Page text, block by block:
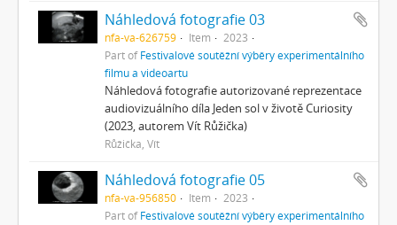
Náhledová fotografie 03
nfa-va-626759 Item
2023
Part ofFestivalové soutěžní výběry experimentálního
filmu a videoartu
Náhledová fotografie autorizované reprezentace
audiovizuálního díla Jeden sol v životě Curiosity
(2023, autorem Vít Růžička)
Růžička, Vít
Náhledová fotografie 05
nfa-va-956850 Item
2023
Part ofFestivalové soutěžní výběry experimentálního